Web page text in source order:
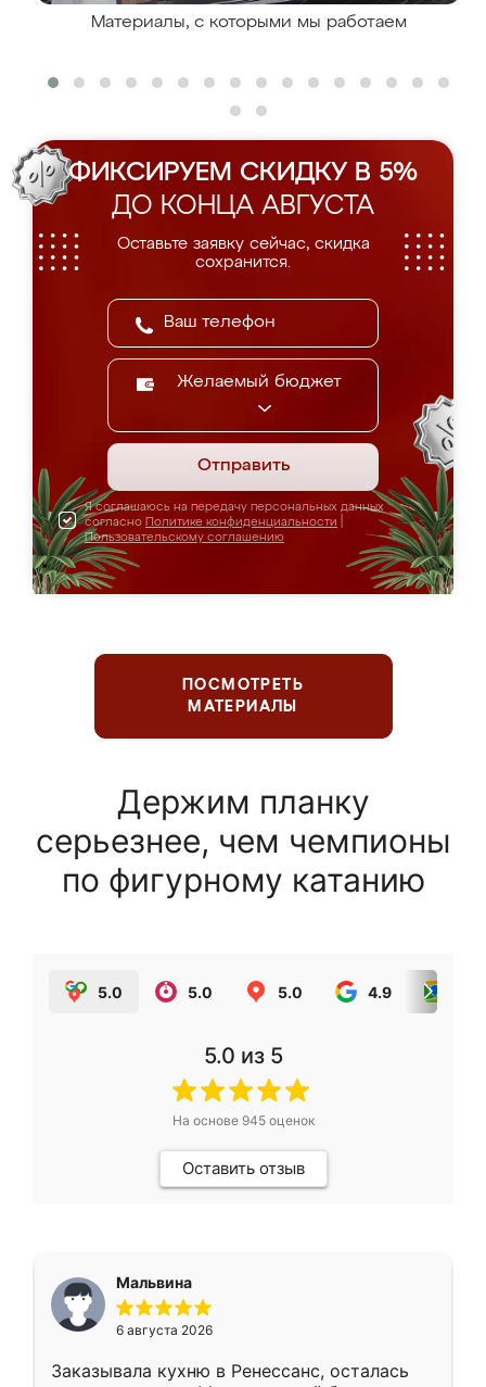
Материалы, с которыми мы работаем
ФИКСИРУЕМ СКИДКУ В 5%
ДО КОНЦА АВГУСТА
Оставьте заявку сейчас, скидка
сохранится.
Желаемый бюджет
Отправить
Я соглашаюсь на передачу персональных данных
согласно Политике конфиденциальности
Пользовательскому соглашению
ПОСМОТРЕТЬ
МАТЕРИАЛЫ
Держим планку
серьезнее, чем чемпионы
по фигурному катанию
5.0 5.0 5.0 4.9
5.0 из 5
На основе 945оценок
Оставить отзыв
Мальвина
6 августа 2026
Заказывала кухню в Ренессанс, осталась